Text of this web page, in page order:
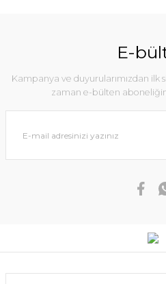
E-
Kampanya ve duyurularımızdan ilk
zaman e-bülten